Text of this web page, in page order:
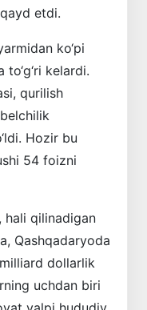
etdi.
ko‘pi
kelardi.
qurilish
Hozir bu
54 foizni
hali qilinadigan
Qashqadaryoda
dollarlik
uchdan biri